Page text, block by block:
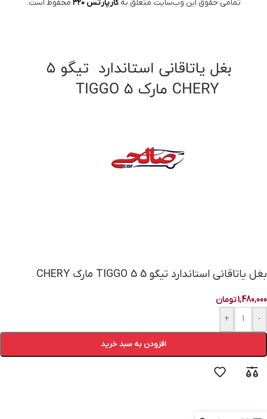
تمامی حقوق این وب‌سایت متعلق بهکارپارتس ۳۲۰ محفوظ است.
بغل یاتاقانی استاندارد تیگو 5 TIGGO 5 مارک CHERY
1,480,000تومان
-
+
افزودن به سبد خرید